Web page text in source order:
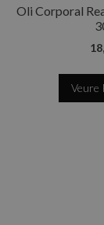
Oli Corporal
Veure